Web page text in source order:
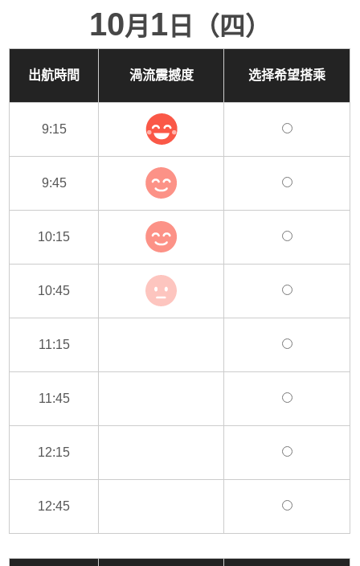
10月 1 日（四）
出航時間 渦流震撼度 选择希望搭乘
9:15
9:45
10:15
10:45
11:15
11:45
12:15
12:45